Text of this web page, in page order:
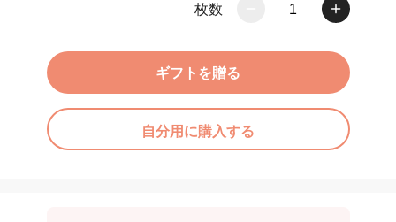
枚数 1
ギフトを贈る
自分用に購入する